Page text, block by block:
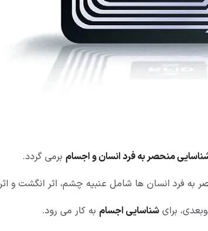
منحصر به فرد انسان و اجسام برمی گردد.
به فرد انسان ها شامل عنبیه چشم، اثر انگشت و
برای شناسایی اجسام به کار می رود.